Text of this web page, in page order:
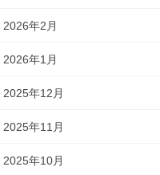
2026年2月
2026年1月
2025年12月
2025年11月
2025年10月